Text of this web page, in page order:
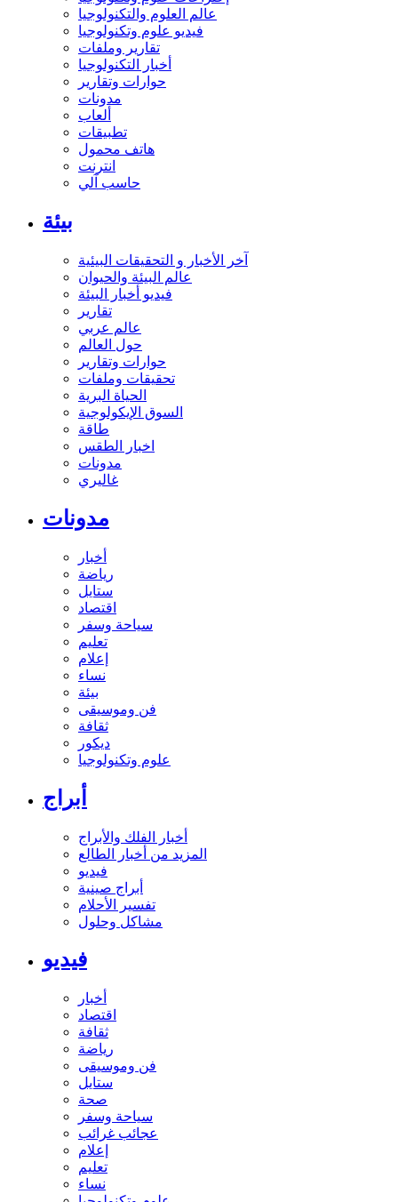
عالم العلوم والتكنولوجيا
فيديو علوم وتكنولوجيا
تقارير وملفات
أخبار التكنولوجيا
حوارات وتقارير
مدونات
ألعاب
تطبيقات
هاتف محمول
انترنت
حاسب آلي
بيئة
آخر الأخبار و التحقيقات البيئية
عالم البيئة والحيوان
فيديو أخبار البيئة
تقارير
عالم عربي
حول العالم
حوارات وتقارير
تحقيقات وملفات
الحياة البرية
السوق الإيكولوجية
طاقة
اخبار الطقس
مدونات
غاليري
مدونات
أخبار
رياضة
ستايل
اقتصاد
سياحة وسفر
تعليم
إعلام
نساء
بيئة
فن وموسيقى
ثقافة
ديكور
علوم وتكنولوجيا
أبراج
أخبار الفلك والأبراج
المزيد من أخبار الطالع
فيديو
أبراج صينية
تفسير الأحلام
مشاكل وحلول
فيديو
أخبار
اقتصاد
ثقافة
رياضة
فن وموسيقى
ستايل
صحة
سياحة وسفر
عجائب غرائب
إعلام
تعليم
نساء